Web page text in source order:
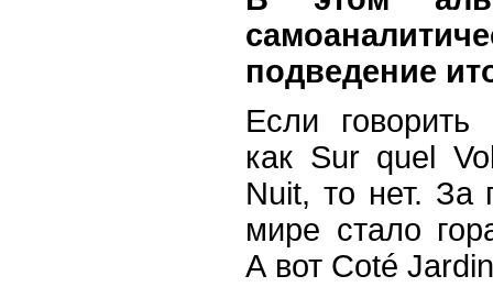
подведение
Если говорить
как Sur quel
Nuit, то нет. За
мире стало
А вот Coté